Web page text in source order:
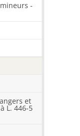
-
et
L. 446-5